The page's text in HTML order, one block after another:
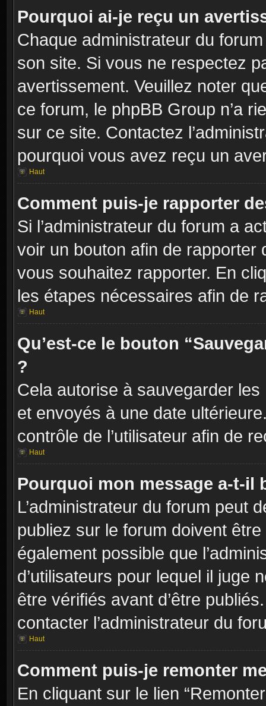
Pourquoi ai-je reçu un
Chaque administrateur du
son site. Si vous ne respectez
avertissement. Veuillez noter
ce forum, le phpBB Group n’a
sur ce site. Contactez
pourquoi vous avez reçu un
Haut
Comment puis-je rapporter
Si l’administrateur du forum a
voir un bouton afin de
vous souhaitez rapporter. En
les étapes nécessaires afin de
Haut
Qu’est-ce le bouton
?
Cela autorise à sauvegarder
et envoyés à une date
contrôle de l’utilisateur afin de
Haut
Pourquoi mon message a-t-il
L’administrateur du forum peut
publiez sur le forum doivent
également possible que
d’utilisateurs pour lequel il juge
être vérifiés avant d’être
contacter l’administrateur du
Haut
Comment puis-je remonter
En cliquant sur le lien